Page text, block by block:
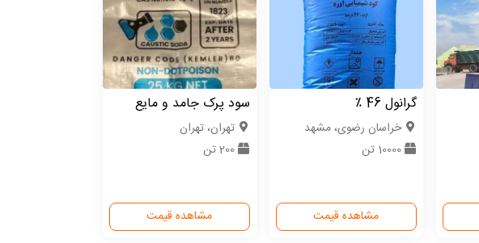
گرانول 46 ٪
خراسان رضوی، مشهد
10000 تن
مشاهده قیمت
سود پرک جامد و مایع
تهران، تهران
200 تن
مشاهده قیمت